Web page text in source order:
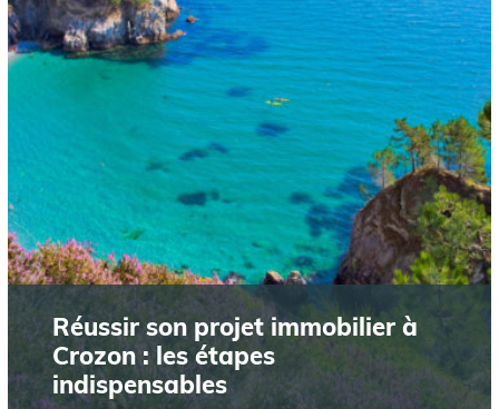
Réussir son projet immobilier à
Crozon : les étapes
indispensables